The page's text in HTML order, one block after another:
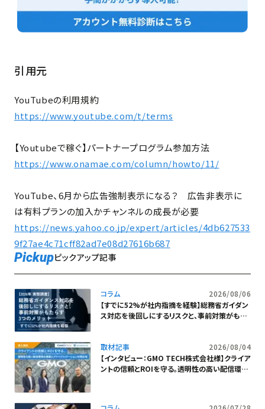
引用元
YouTubeの利用規約
https://www.youtube.com/t/terms
【Youtubeで稼ぐ】パートナープログラム参加方法
https://www.onamae.com/column/howto/11/
YouTube、6月から広告強制表示になる？ 広告非表示に
は有料プランの加入かチャンネルの成長が必要
https://news.yahoo.co.jp/expert/articles/4db627533
9f27ae4c71cff82ad7e08d27616b687
Pickupピックアップ記事
コラム
2026/08/06
【すでに52%が社内指摘を経験】総務省ガイダン
ス対応を後回しにするリスクと、事前対策がもた
取材記事
2026/08/04
【インタビュー：GMO TECH株式会社様】クライア
ントの信頼とROIを守る。透明性の高い配信環境